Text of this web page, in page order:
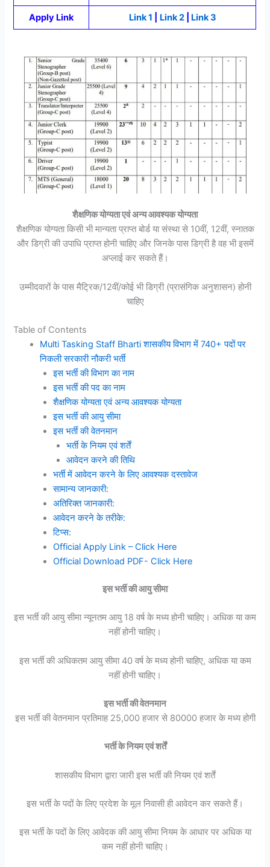
Apply Link Link 1 Link 2 Link 3
शैक्षणिक योग्यता एवं अन्य आवश्यक योग्यता
शैक्षणिक योग्यता किसी भी मान्यता प्राप्त बोर्ड या संस्था से 10वीं, 12वीं, स्नातक
और डिग्री की उपाधि प्राप्त होनी चाहिए और जिनके पास डिग्री है वह भी इसमें
अप्लाई कर सकते हैं।
उम्मीदवारों के पास मैट्रिक/12वीं/कोई भी डिग्री (प्रासंगिक अनुशासन) होनी
चाहिए
Table of Contents
Multi Tasking Staff Bharti शासकीय विभाग में 740+ पदों पर
निकली सरकारी नौकरी भर्ती
इस भर्ती की विभाग का नाम
इस भर्ती की पद का नाम
शैक्षणिक योग्यता एवं अन्य आवश्यक योग्यता
इस भर्ती की आयु सीमा
इस भर्ती की वेतनमान
भर्ती के नियम एवं शर्तें
आवेदन करने की तिथि
भर्ती में आवेदन करने के लिए आवश्यक दस्तावेज
सामान्य जानकारी:
अतिरिक्त जानकारी:
आवेदन करने के तरीके:
टिप्स:
Official Apply Link – Click Here
Official Download PDF- Click Here
इस भर्ती की आयु सीमा
इस भर्ती की आयु सीमा न्यूनतम आयु 18 वर्ष के मध्य होनी चाहिए। अधिक या कम
नहीं होनी चाहिए।
इस भर्ती की अधिकतम आयु सीमा 40 वर्ष के मध्य होनी चाहिए, अधिक या कम
नहीं होनी चाहिए।
इस भर्ती की वेतनमान
इस भर्ती की वेतनमान प्रतिमाह 25,000 हजार से 80000 हजार के मध्य होगी
भर्ती के नियम एवं शर्तें
शासकीय विभाग द्वारा जारी इस भर्ती की नियम एवं शर्तें
इस भर्ती के पदों के लिए प्रदेश के मूल निवासी ही आवेदन कर सकते हैं।
इस भर्ती के पदों के लिए आवेदक की आयु सीमा नियम के आधार पर अधिक या
कम नहीं होनी चाहिए।